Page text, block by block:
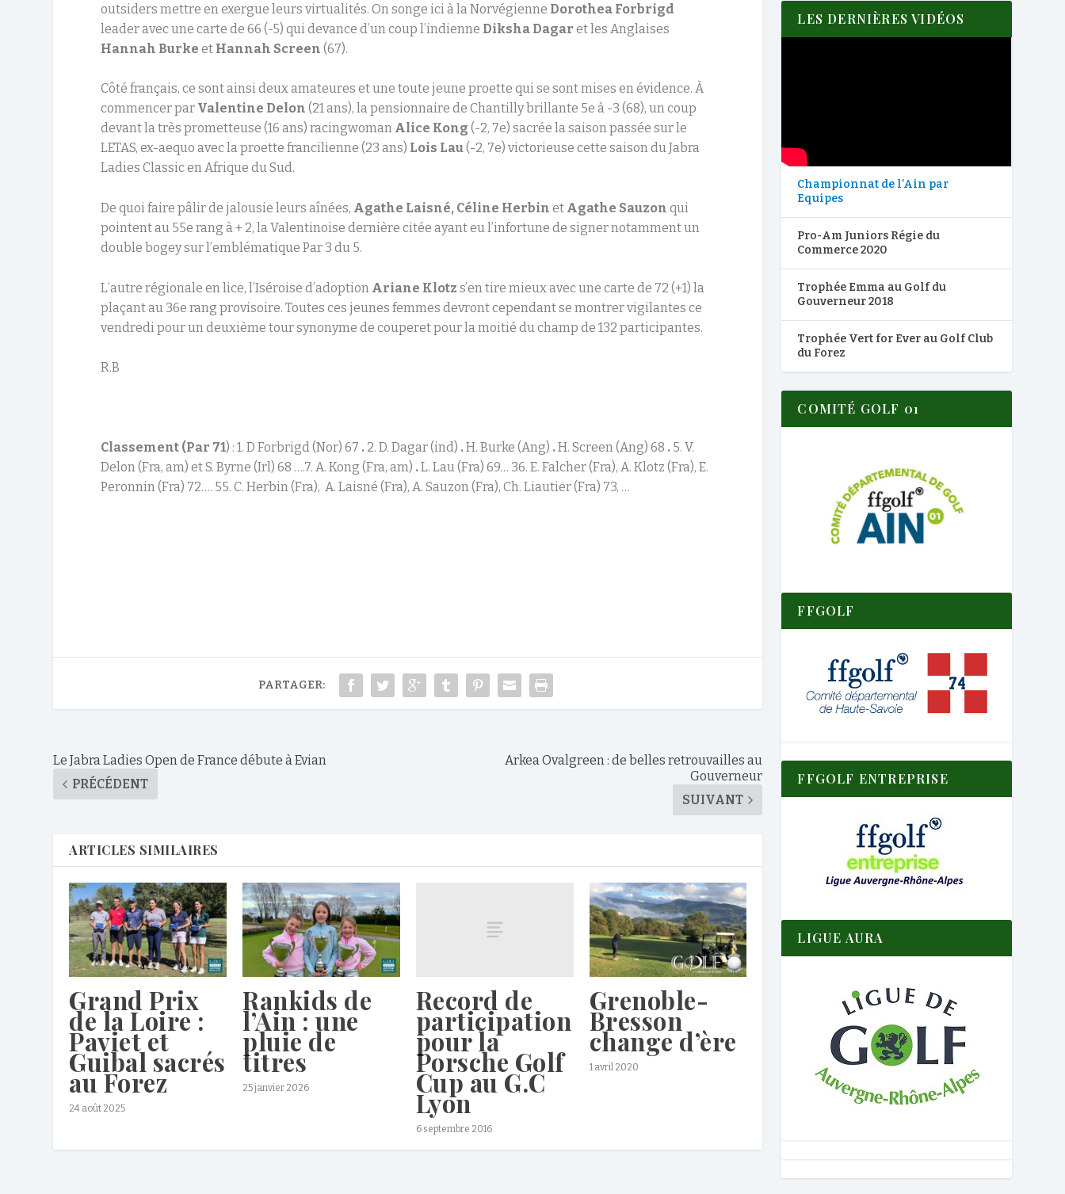
outsiders mettre en exergue leurs virtualités. On songe ici à la Norvégienne Dorothea Forbrigd
leader avec une carte de 66 (-5) qui devance d’un coup l’indienne Diksha Dagar et les Anglaises
Hannah Burke et Hannah Screen (67).
Côté français, ce sont ainsi deux amateures et une toute jeune proette qui se sont mises en évidence. À
commencer par Valentine Delon (21 ans), la pensionnaire de Chantilly brillante 5e à -3 (68), un coup
devant la très prometteuse (16 ans) racingwoman Alice Kong (-2, 7e) sacrée la saison passée sur le
LETAS, ex-aequo avec la proette francilienne (23 ans) Lois Lau(-2, 7e) victorieuse cette saison du Jabra
Ladies Classic en Afrique du Sud.
De quoi faire pâlir de jalousie leurs aînées, Agathe Laisné, Céline Herbin et Agathe Sauzon qui
pointent au 55e rang à + 2, la Valentinoise dernière citée ayant eu l’infortune de signer notamment un
double bogey sur l’emblématique Par 3 du 5.
L’autre régionale en lice, l’Iséroise d’adoption Ariane Klotz s’en tire mieux avec une carte de 72 (+1) la
plaçant au 36e rang provisoire. Toutes ces jeunes femmes devront cependant se montrer vigilantes ce
vendredi pour un deuxième tour synonyme de couperet pour la moitié du champ de 132 participantes.
R.B
Classement (Par 71) : 1. D Forbrigd (Nor) 67 . 2. D. Dagar (ind) .H. Burke (Ang) .H. Screen (Ang) 68 . 5. V.
Delon (Fra, am) et S. Byrne (Irl) 68 ….7. A. Kong (Fra, am) .L. Lau (Fra) 69… 36. E. Falcher (Fra), A. Klotz (Fra), E.
Peronnin (Fra) 72…. 55. C. Herbin (Fra), A. Laisné (Fra), A. Sauzon (Fra), Ch. Liautier (Fra) 73, …
PARTAGER:
Le Jabra Ladies Open de France débute à Evian
PRÉCÉDENT
Arkea Ovalgreen : de belles retrouvailles au
Gouverneur
SUIVANT
ARTICLES SIMILAIRES
Grand Prix
de la Loire :
Paviet et
Guibal sacrés
au Forez
24 août 2025
Rankids de
l’Ain : une
pluie de
titres
25 janvier 2026
Record de
participation
pour la
Porsche Golf
Cup au G.C
Lyon
6 septembre 2016
Grenoble-
Bresson
change d’ère
1 avril 2020
LES DERNIÈRES VIDÉOS
Championnat de l’Ain par
Equipes
Pro-Am Juniors Régie du
Commerce 2020
Trophée Emma au Golf du
Gouverneur 2018
Trophée Vert for Ever au Golf Club
du Forez
COMITÉ GOLF 01
FFGOLF
FFGOLF ENTREPRISE
LIGUE AURA